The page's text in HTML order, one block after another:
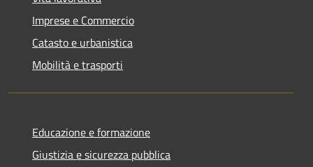
Imprese e Commercio
Catasto e urbanistica
Mobilità e trasporti
Educazione e formazione
Giustizia e sicurezza pubblica